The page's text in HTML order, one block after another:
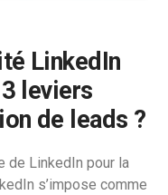
LinkedIn
leviers
de leads ?
de LinkedIn pour la
s’impose comme